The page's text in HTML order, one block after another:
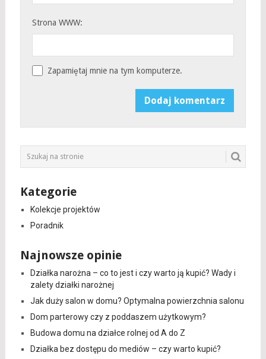
Strona WWW:
Zapamiętaj mnie na tym komputerze.
Kategorie
Kolekcje projektów
Poradnik
Najnowsze opinie
Działka narożna – co to jest i czy warto ją kupić? Wady i
zalety działki narożnej
Jak duży salon w domu? Optymalna powierzchnia salonu
Dom parterowy czy z poddaszem użytkowym?
Budowa domu na działce rolnej od A do Z
Działka bez dostępu do mediów – czy warto kupić?